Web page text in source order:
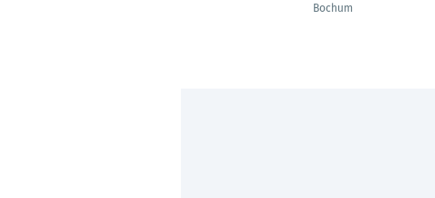
Bochum